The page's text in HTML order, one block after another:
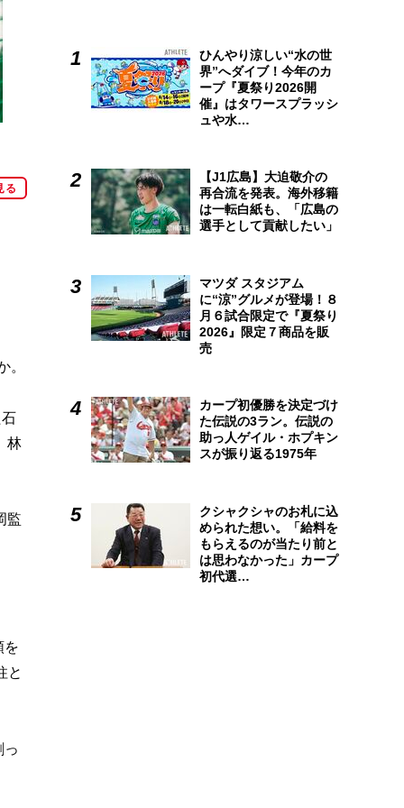
る
。
林
監
を
と
っ
ひんやり涼しい“水の世
界”へダイブ！今年のカ
ープ『夏祭り2026開
催』はタワースプラッシ
ュや水…
【J1広島】大迫敬介の
再合流を発表。海外移籍
は一転白紙も、「広島の
選手として貢献したい」
マツダ スタジアム
に“涼”グルメが登場！８
月６試合限定で『夏祭り
2026』限定７商品を販
売
カープ初優勝を決定づけ
た伝説の3ラン。伝説の
助っ人ゲイル・ホプキン
スが振り返る1975年
クシャクシャのお札に込
められた想い。「給料を
もらえるのが当たり前と
は思わなかった」カープ
初代選…